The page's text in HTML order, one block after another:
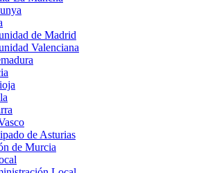
de Madrid
Valenciana
de Asturias
de Murcia